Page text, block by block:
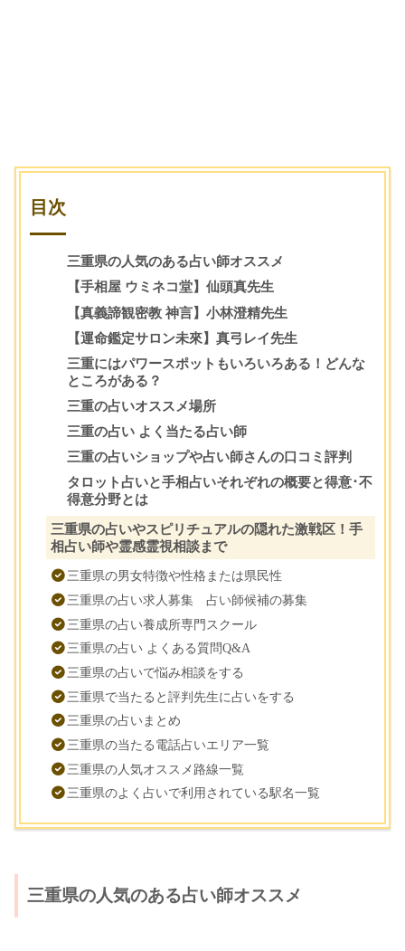
目次
三重県の人気のある占い師オススメ
【手相屋 ウミネコ堂】仙頭真先生
【真義諦観密教 神言】小林澄精先生
【運命鑑定サロン未來】真弓レイ先生
三重にはパワースポットもいろいろある！どんな
ところがある？
三重の占いオススメ場所
三重の占い よく当たる占い師
三重の占いショップや占い師さんの口コミ評判
タロット占いと手相占いそれぞれの概要と得意･不
得意分野とは
三重県の占いやスピリチュアルの隠れた激戦区！手
相占い師や霊感霊視相談まで
三重県の男女特徴や性格または県民性
三重県の占い求人募集 占い師候補の募集
三重県の占い養成所専門スクール
三重県の占い よくある質問Q&A
三重県の占いで悩み相談をする
三重県で当たると評判先生に占いをする
三重県の占いまとめ
三重県の当たる電話占いエリア一覧
三重県の人気オススメ路線一覧
三重県のよく占いで利用されている駅名一覧
三重県の人気のある占い師オススメ